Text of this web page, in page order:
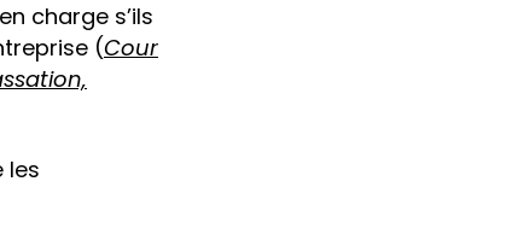
charge s’ils
(Cour
les